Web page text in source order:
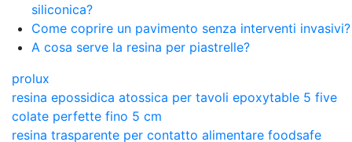
siliconica?
Come coprire un pavimento senza interventi invasivi?
A cosa serve la resina per piastrelle?
prolux
resina epossidica atossica per tavoli epoxytable 5 five
colate perfette fino 5 cm
resina trasparente per contatto alimentare foodsafe